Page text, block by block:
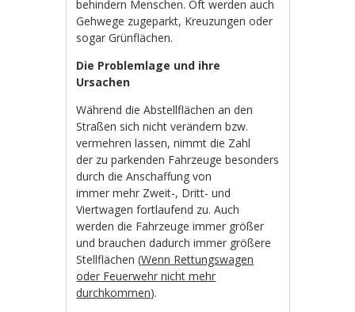
behindern Menschen. Oft werden auch
Gehwege zugeparkt, Kreuzungen oder
sogar Grünflächen.
Die Problemlage und ihre
Ursachen
Während die Abstellflächen an den
Straßen sich nicht verändern bzw.
vermehren lassen, nimmt die Zahl
der zu parkenden Fahrzeuge besonders
durch die Anschaffung von
immer mehr Zweit-, Dritt- und
Viertwagen fortlaufend zu. Auch
werden die Fahrzeuge immer größer
und brauchen dadurch immer größere
Stellflächen (Wenn Rettungswagen
oder Feuerwehr nicht mehr
durchkommen).